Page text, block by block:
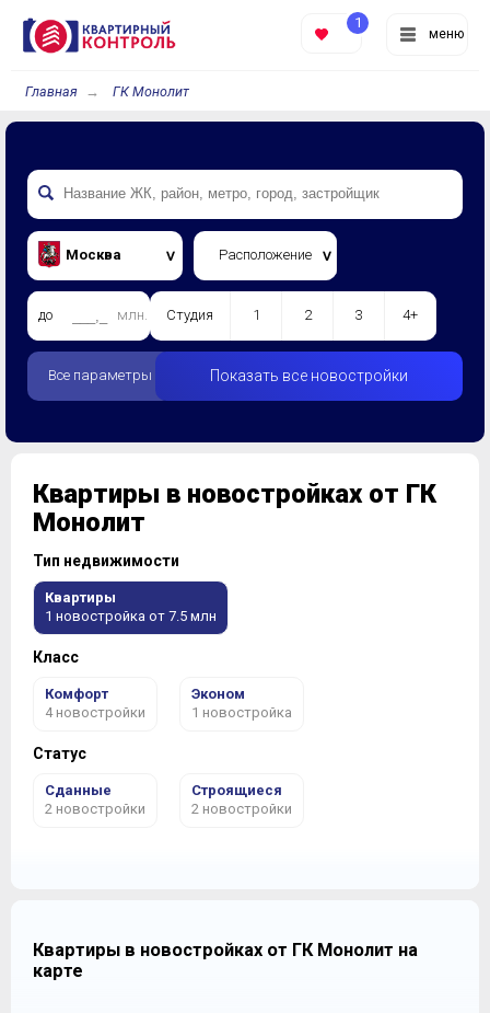
меню
1
Главная ГК Монолит
Москва Расположение
до млн. Студия 1 2 3 4+
Все параметры Показать все новостройки
Квартиры в новостройках от ГК
Монолит
Тип недвижимости
Квартиры
1 новостройка от 7.5 млн
Класс
Комфорт
4 новостройки
Эконом
1 новостройка
Статус
Сданные
2 новостройки
Строящиеся
2 новостройки
Квартиры в новостройках от ГК Монолит на
карте